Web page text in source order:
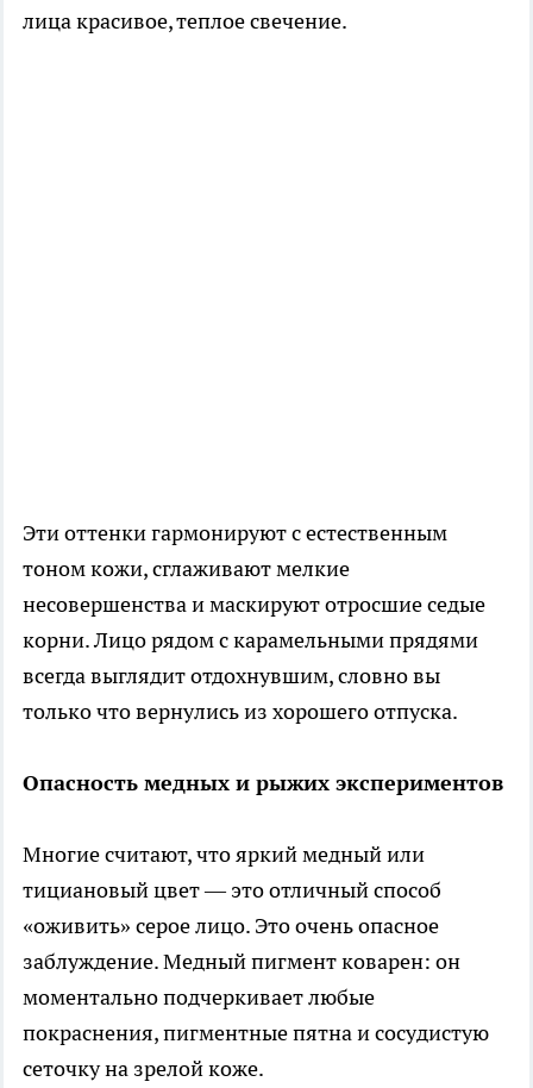
лица красивое, теплое свечение.
Эти оттенки гармонируют с естественным
тоном кожи, сглаживают мелкие
несовершенства и маскируют отросшие седые
корни. Лицо рядом с карамельными прядями
всегда выглядит отдохнувшим, словно вы
только что вернулись из хорошего отпуска.
Опасность медных и рыжих экспериментов
Многие считают, что яркий медный или
тициановый цвет — это отличный способ
«оживить» серое лицо. Это очень опасное
заблуждение. Медный пигмент коварен: он
моментально подчеркивает любые
покраснения, пигментные пятна и сосудистую
сеточку на зрелой коже.